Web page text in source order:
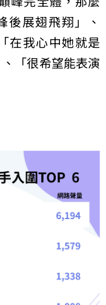
後展翅飛翔」、
在我心中她就是
「很希望能表演